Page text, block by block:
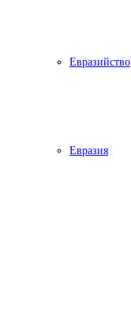
Евразийство
Евразия